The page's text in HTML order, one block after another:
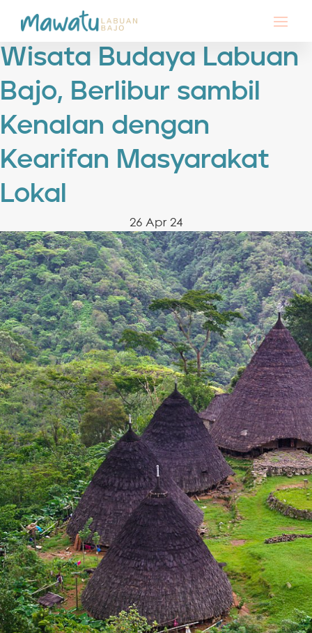
Wisata Budaya Labuan
Bajo, Berlibur sambil
Kenalan dengan
Kearifan Masyarakat
Lokal
26 Apr 24